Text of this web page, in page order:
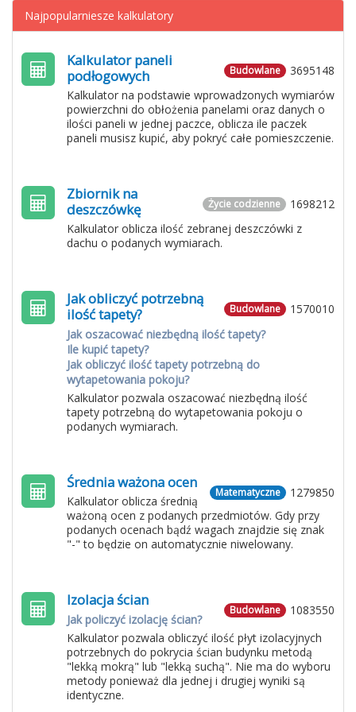
Najpopularniesze kalkulatory
3695148
Budowlane
Kalkulator paneli
podłogowych
Kalkulator na podstawie wprowadzonych wymiarów
powierzchni do obłożenia panelami oraz danych o
ilości paneli w jednej paczce, oblicza ile paczek
paneli musisz kupić, aby pokryć całe pomieszczenie.
1698212
Życie codzienne
Zbiornik na
deszczówkę
Kalkulator oblicza ilość zebranej deszczówki z
dachu o podanych wymiarach.
1570010
Budowlane
Jak obliczyć potrzebną
ilość tapety?
Jak oszacować niezbędną ilość tapety?
Ile kupić tapety?
Jak obliczyć ilość tapety potrzebną do
wytapetowania pokoju?
Kalkulator pozwala oszacować niezbędną ilość
tapety potrzebną do wytapetowania pokoju o
podanych wymiarach.
1279850
Matematyczne
Średnia ważona ocen
Kalkulator oblicza średnią
ważoną ocen z podanych przedmiotów. Gdy przy
podanych ocenach bądź wagach znajdzie się znak
"-" to będzie on automatycznie niwelowany.
1083550
Budowlane
Izolacja ścian
Jak policzyć izolację ścian?
Kalkulator pozwala obliczyć ilość płyt izolacyjnych
potrzebnych do pokrycia ścian budynku metodą
"lekką mokrą" lub "lekką suchą". Nie ma do wyboru
metody ponieważ dla jednej i drugiej wyniki są
identyczne.